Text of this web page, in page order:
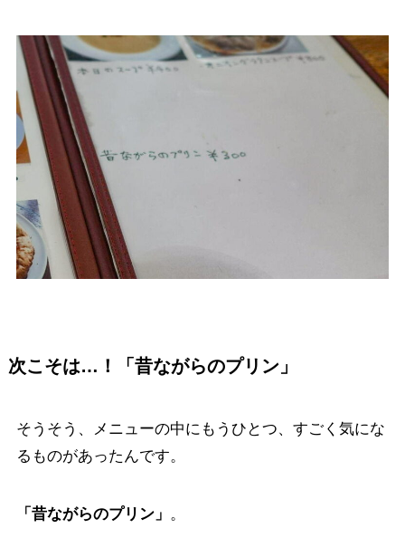
次こそは…！「昔ながらのプリン」
そうそう、メニューの中にもうひとつ、すごく気にな
るものがあったんです。
「昔ながらのプリン」 。